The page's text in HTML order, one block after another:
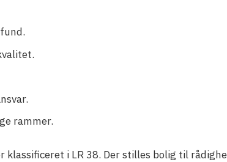
rammer.
i LR 38. Der stilles bolig til